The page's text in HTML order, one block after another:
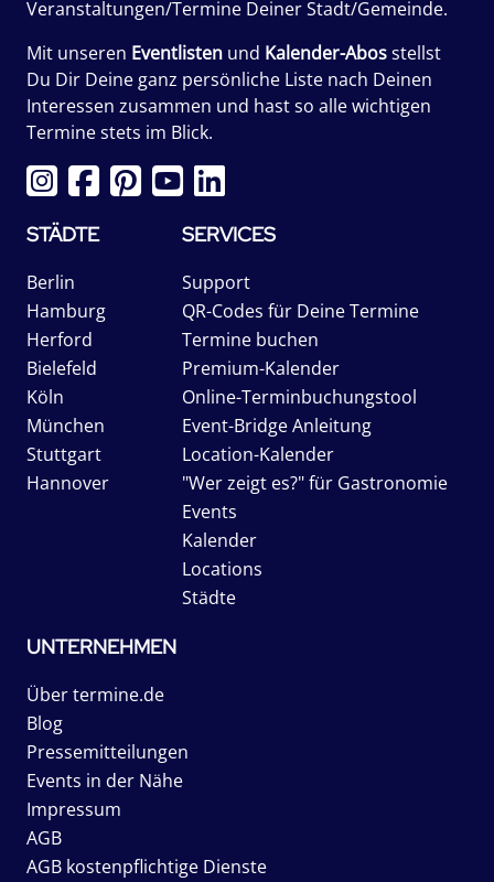
Veranstaltungen/Termine Deiner Stadt/Gemeinde.
Mit unseren Eventlisten und Kalender-Abosstellst
Du Dir Deine ganz persönliche Liste nach Deinen
Interessen zusammen und hast so alle wichtigen
Termine stets im Blick.
STÄDTE
Berlin
Hamburg
Herford
Bielefeld
Köln
München
Stuttgart
Hannover
SERVICES
Support
QR-Codes für Deine Termine
Termine buchen
Premium-Kalender
Online-Terminbuchungstool
Event-Bridge Anleitung
Location-Kalender
"Wer zeigt es?" für Gastronomie
Events
Kalender
Locations
Städte
UNTERNEHMEN
Über termine.de
Blog
Pressemitteilungen
Events in der Nähe
Impressum
AGB
AGB kostenpflichtige Dienste